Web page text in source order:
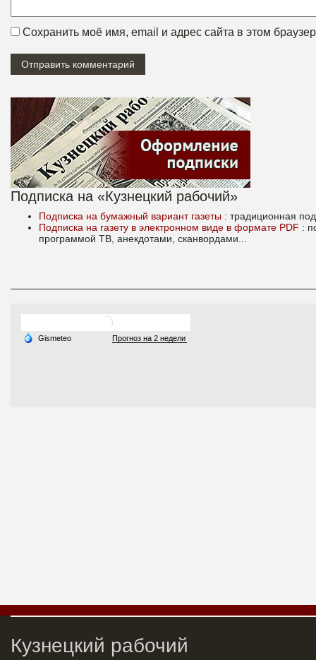
Сохранить моё имя, email и адрес сайта в этом
Подписка на «Кузнецкий рабочий»
Подписка на бумажный вариант газеты : традиционная
Подписка на газету в электронном виде в формате PDF :
программой ТВ, анекдотами, сканвордами...
Кузнецкий рабочий